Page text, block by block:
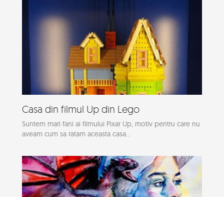
Casa din filmul Up din Lego
Suntem mari fani ai filmului Pixar Up, motiv pentru care nu
aveam cum sa ratam aceasta casa...